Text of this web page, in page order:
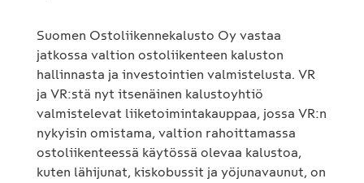
Suomen Ostoliikennekalusto Oy vastaa
jatkossa valtion ostoliikenteen kaluston
hallinnasta ja investointien valmistelusta. VR
ja VR:stä nyt itsenäinen kalustoyhtiö
valmistelevat liiketoimintakauppaa, jossa VR:n
nykyisin omistama, valtion rahoittamassa
ostoliikenteessä käytössä olevaa kalustoa,
kuten lähijunat, kiskobussit ja yöjunavaunut, on